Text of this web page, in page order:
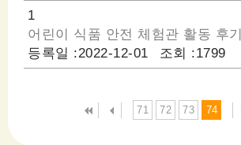
1
어린이 식품 안전 체험관 활동 후기
등록일 :2022-12-01 조회 :1799
71 72 73 74